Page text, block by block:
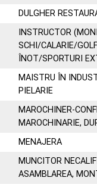
DULGHER
INSTRUCTOR
SCHI/CALARIE/
ÎNOT/SPORTURI
MAISTRU ÎN
PIELARIE
MAROCHINER-
MAROCHINARIE,
MENAJERA
MUNCITOR
ASAMBLAREA,